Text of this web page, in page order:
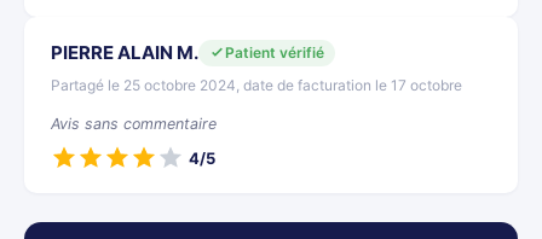
PIERRE ALAIN M.
Patient vérifié
Partagé le 25 octobre 2024, date de facturation le 17 octobre
Avis sans commentaire
4/5